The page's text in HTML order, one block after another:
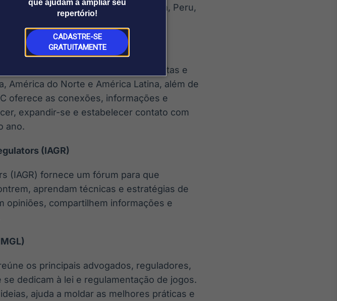
que ajudam a ampliar seu
repertório!
CADASTRE-SE
GRATUITAMENTE
a
Conferência Anual da IAGR
em Lima, Peru,
de consultoria para o setor de apostas e
América do Norte e América Latina, além de
oferece as conexões, informações e
expandir-se e estabelecer contato com
ano.
(IAGR)
(IAGR) fornece um fórum para que
aprendam técnicas e estratégias de
opiniões, compartilhem informações e
os principais advogados, reguladores,
dedicam à lei e regulamentação de jogos.
ajuda a moldar as melhores práticas e